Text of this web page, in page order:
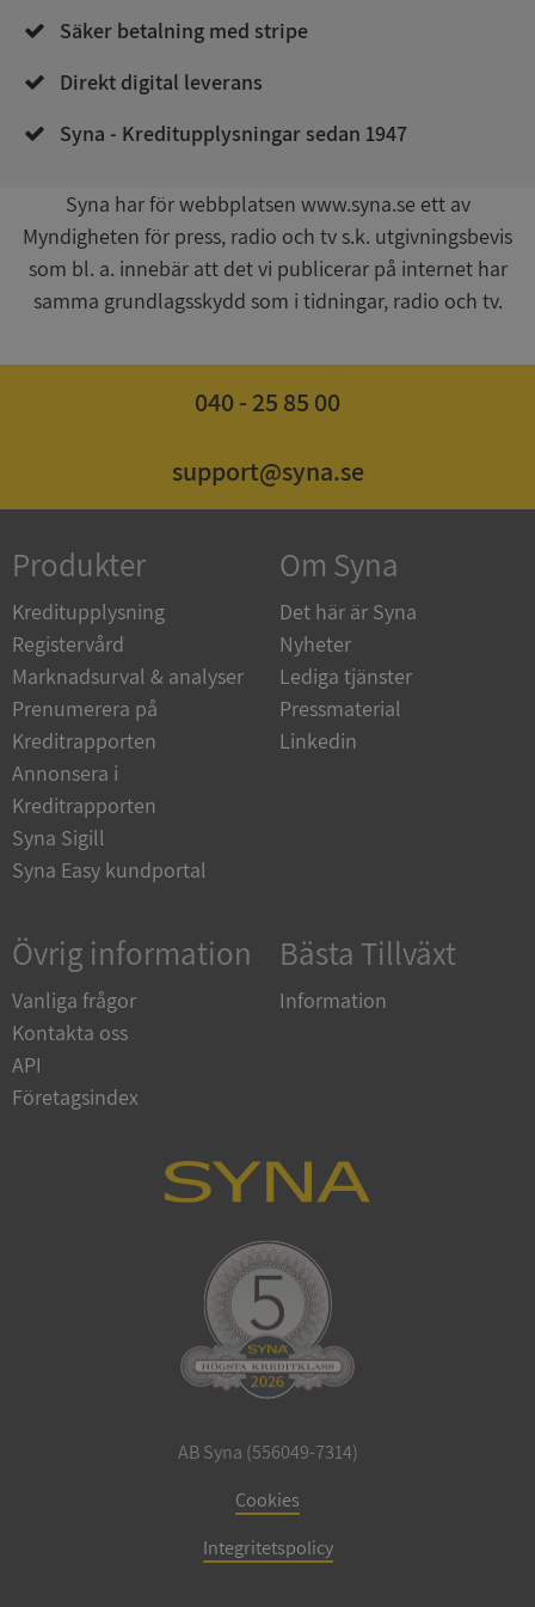
Säker betalning med stripe
Direkt digital leverans
Syna - Kreditupplysningar sedan 1947
Syna har för webbplatsen www.syna.se ett av
Myndigheten för press, radio och tv s.k. utgivningsbevis
som bl. a. innebär att det vi publicerar på internet har
samma grundlagsskydd som i tidningar, radio och tv.
040 - 25 85 00
support@syna.se
Produkter
Kreditupplysning
Registervård
Marknadsurval & analyser
Prenumerera på
Kreditrapporten
Annonsera i
Kreditrapporten
Syna Sigill
Syna Easy kundportal
Om Syna
Det här är Syna
Nyheter
Lediga tjänster
Pressmaterial
Linkedin
Övrig information
Vanliga frågor
Kontakta oss
API
Företagsindex
Bästa Tillväxt
Information
AB Syna (556049-7314)
Cookies
Integritetspolicy
VISITOR_PRIVACY_METADATA
YouTube
.youtube.com
5 månader
4 veckor
de.syna.se
ARRAffinity
Microsoft
Corporation
.syna.se
Corporation
upplysningar.syna.se
en.syna.se
Google
Privacy Policy